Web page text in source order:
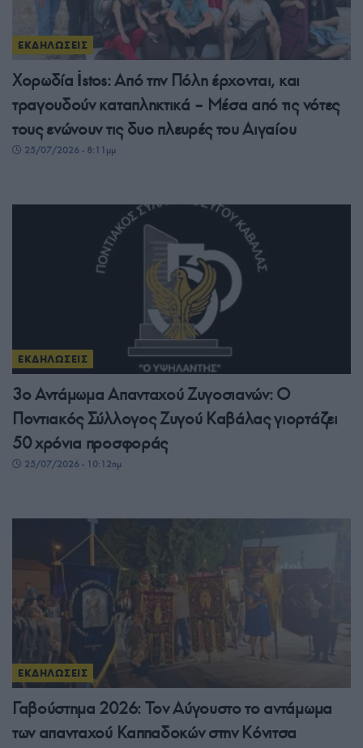
ΕΚΔΗΛΩΣΕΙΣ
Χορωδία İstos: Από την Πόλη έρχονται, και
τραγουδούν καταπληκτικά – Μέσα από τις νότες
τους ενώνουν τις δυο πλευρές του Αιγαίου
25/07/2026 - 8:11μμ
ΕΚΔΗΛΩΣΕΙΣ
3ο Αντάμωμα Απανταχού Ζυγοσιανών: Ο
Ποντιακός Σύλλογος Ζυγού Καβάλας γιορτάζει
50 χρόνια προσφοράς
25/07/2026 - 10:12πμ
ΕΚΔΗΛΩΣΕΙΣ
Γαβούστημα 2026: Τον Αύγουστο το αντάμωμα
των απανταχού Καππαδοκών στην Κόνιτσα